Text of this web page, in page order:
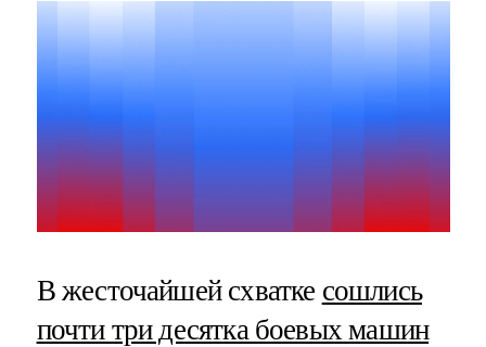
В жесточайшей схватке сошлись
почти три десятка боевых машин